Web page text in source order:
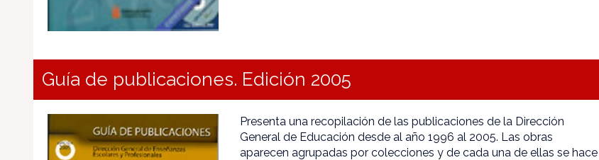
Guía de publicaciones. Edición 2005
Presenta una recopilación de las publicaciones de la Dirección
General de Educación desde al año 1996 al 2005. Las obras
aparecen agrupadas por colecciones y de cada una de ellas se hace